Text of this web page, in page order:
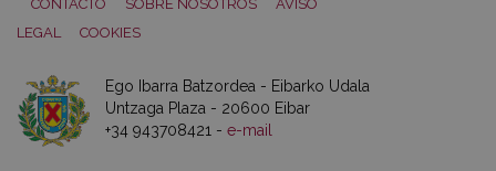
CONTACTO
SOBRE NOSOTROS
AVISO
LEGAL
COOKIES
Ego Ibarra Batzordea - Eibarko Udala
Untzaga Plaza - 20600 Eibar
+34 943708421 - e-mail